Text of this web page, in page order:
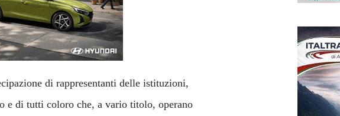
di rappresentanti delle istituzioni,
e di tutti coloro che, a vario titolo, operano